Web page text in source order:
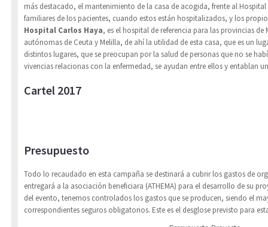
más destacado, el mantenimiento de la casa de acogida, frente al
familiares de los pacientes, cuando estos están hospitalizados, y los
Hospital Carlos Haya, es el hospital de referencia para las provincias de
autónomas de Ceuta y Melilla, de ahí la utilidad de esta casa, que es un
distintos lugares, que se preocupan por la salud de personas que no se
vivencias relacionas con la enfermedad, se ayudan entre ellos y entablan
Cartel 2017
Presupuesto
Todo lo recaudado en esta campaña se destinará a cubrir los gastos de
entregará a la asociación beneficiara (ATHEMA) para el desarrollo de su
del evento, tenemos controlados los gastos que se producen, siendo el
correspondientes seguros obligatorios. Este es el desglose previsto para